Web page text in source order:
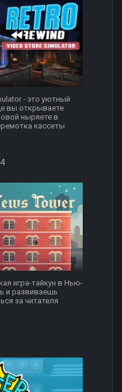
- это уютный
вы открываете
ныряете в
кассеты
игра-тайкун в Нью-
и развиваешь
за читателя